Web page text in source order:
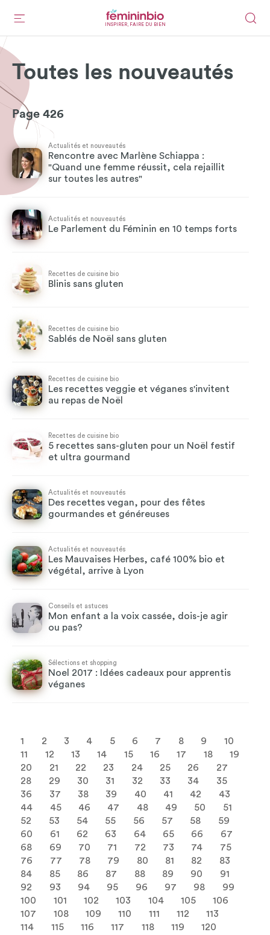
INSPIRER, FAIRE DU BIEN
Toutes les nouveautés
Page 426
Actualités et nouveautés
Rencontre avec Marlène Schiappa :
"Quand une femme réussit, cela rejaillit
sur toutes les autres"
Actualités et nouveautés
Le Parlement du Féminin en 10 temps forts
Recettes de cuisine bio
Blinis sans gluten
Recettes de cuisine bio
Sablés de Noël sans gluten
Recettes de cuisine bio
Les recettes veggie et véganes s'invitent
au repas de Noël
Recettes de cuisine bio
5 recettes sans-gluten pour un Noël festif
et ultra gourmand
Actualités et nouveautés
Des recettes vegan, pour des fêtes
gourmandes et généreuses
Actualités et nouveautés
Les Mauvaises Herbes, café 100% bio et
végétal, arrive à Lyon
Conseils et astuces
Mon enfant a la voix cassée, dois-je agir
ou pas?
Sélections et shopping
Noel 2017 : Idées cadeaux pour apprentis
véganes
1 2 3 4 5 6 7 8 9
10
11
12 13 14 15 16 17 18
19
20
21 22 23 24 25 26
27
28
29 30 31 32 33 34
35
36
37 38 39 40 41 42
43
44
45 46 47 48 49 50
51
52
53 54 55 56 57 58
59
60
61 62 63 64 65 66
67
68
69 70 71 72 73 74
75
76
77 78 79 80 81 82
83
84
85 86 87 88 89 90
91
92
93 94 95 96 97 98
99
100
101 102 103 104 105
106
107
108 109 110 111 112
113
114
115 116 117 118 119
120